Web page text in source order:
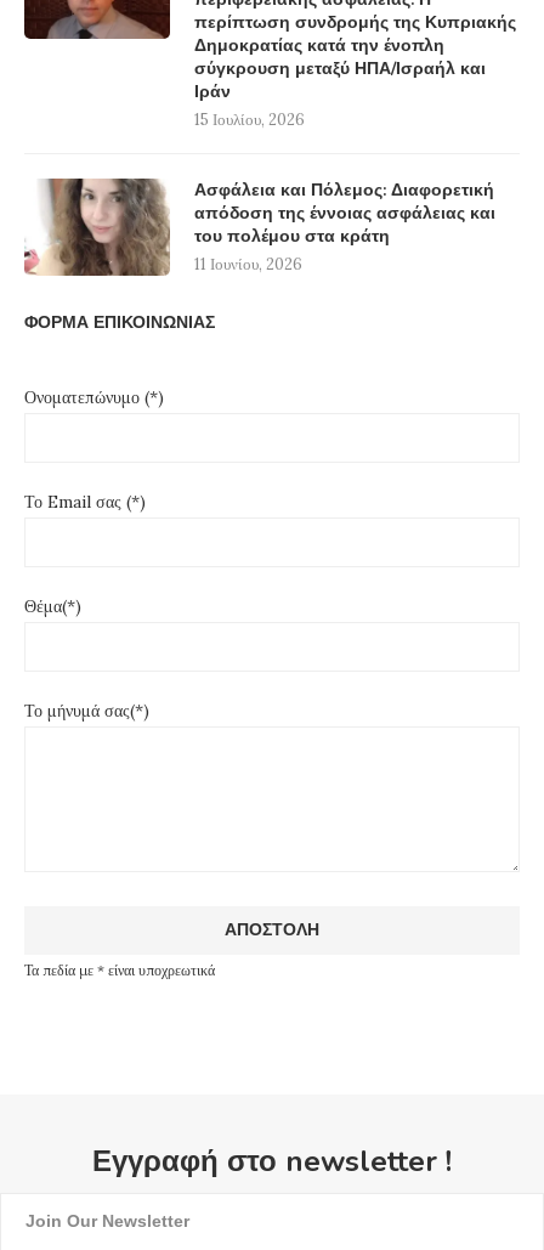
περίπτωση συνδρομής της Κυπριακής
Δημοκρατίας κατά την ένοπλη
σύγκρουση μεταξύ ΗΠΑ/Ισραήλ και
Ιράν
15 Ιουλίου, 2026
Ασφάλεια και Πόλεμος: Διαφορετική
απόδοση της έννοιας ασφάλειας και
του πολέμου στα κράτη
11 Ιουνίου, 2026
ΦΟΡΜΑ ΕΠΙΚΟΙΝΩΝΙΑΣ
Ονοματεπώνυμο (*)
Το Email σας (*)
Θέμα(*)
Το μήνυμά σας(*)
Τα πεδία με * είναι υποχρεωτικά
Εγγραφή στο newsletter !
Join Our Newsletter